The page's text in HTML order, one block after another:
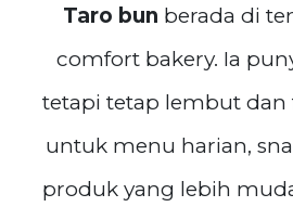
Taro bun berada di
comfort bakery. Ia
tetapi tetap lembut dan
untuk menu harian,
produk yang lebih